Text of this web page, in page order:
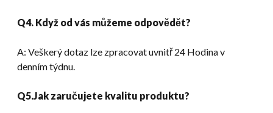
Q4. Když od vás můžeme odpovědět?
A: Veškerý dotaz lze zpracovat uvnitř 24 Hodina v
denním týdnu.
Q5.Jak zaručujete kvalitu produktu?